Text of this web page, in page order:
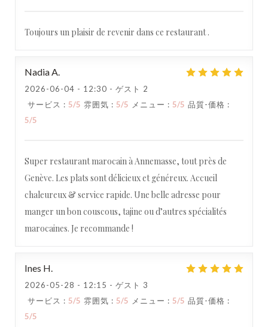
Toujours un plaisir de revenir dans ce restaurant .
NadiaA
2026-06-04 - 12:30 - ゲスト 2
サービス : 5/5 雰囲気 : 5/5 メニュー : 5/5 品質-価格 :
5/5
Super restaurant marocain à Annemasse, tout près de
Genève. Les plats sont délicieux et généreux. Accueil
chaleureux & service rapide. Une belle adresse pour
manger un bon couscous, tajine ou d’autres spécialités
marocaines. Je recommande !
Ines H
2026-05-28 - 12:15 - ゲスト 3
サービス : 5/5 雰囲気 : 5/5 メニュー : 5/5 品質-価格 :
5/5
Maida